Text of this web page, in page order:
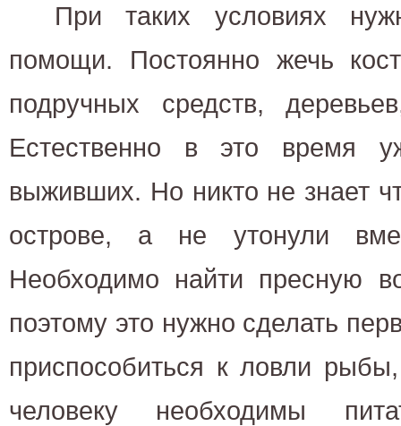
При таких условиях
помощи. Постоянно жечь
подручных средств,
Естественно в это время
выживших. Но никто не знает
острове, а не утонули
Необходимо найти пресную
поэтому это нужно сделать
приспособиться к ловли
человеку необходимы